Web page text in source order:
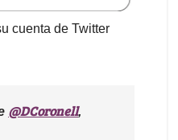
cuenta de Twitter
@DCoronell,